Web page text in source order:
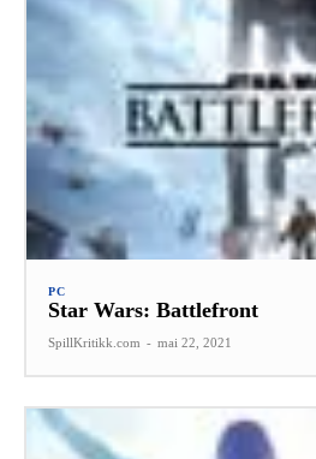
PC
Star Wars: Battlefront
SpillKritikk.com - mai 22, 2021